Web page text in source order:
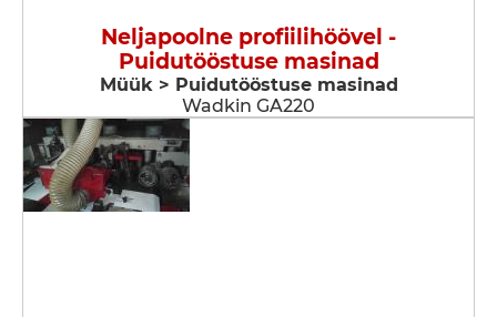
Neljapoolne profiilihöövel -
Puidutööstuse masinad
Müük > Puidutööstuse masinad
Wadkin GA220